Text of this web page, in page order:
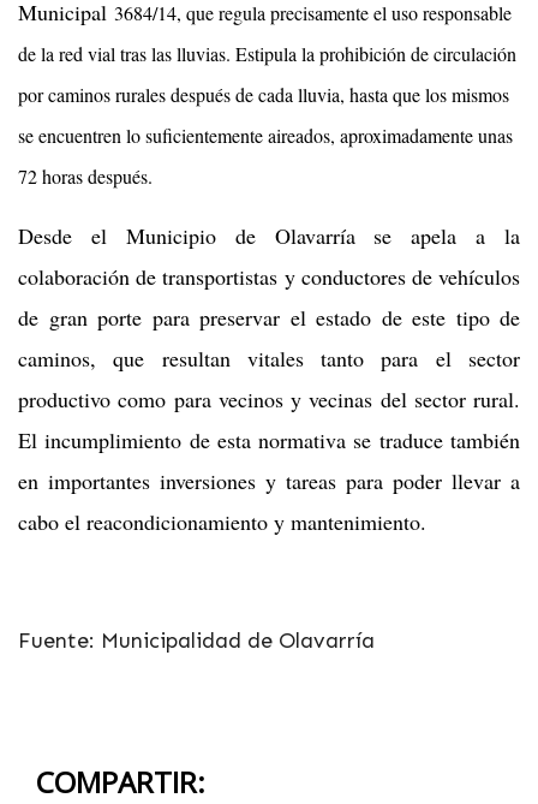
Municipal 3684/14, que regula precisamente el uso responsable
de la red vial tras las lluvias. Estipula la prohibición de circulación
por caminos rurales después de cada lluvia, hasta que los mismos
se encuentren lo suficientemente aireados, aproximadamente unas
72 horas después.
Desde el Municipio de Olavarría se apela a la
colaboración de transportistas y conductores de vehículos
de gran porte para preservar el estado de este tipo de
caminos, que resultan vitales tanto para el sector
productivo como para vecinos y vecinas del sector rural.
El incumplimiento de esta normativa se traduce también
en importantes inversiones y tareas para poder llevar a
cabo el reacondicionamiento y mantenimiento.
Fuente: Municipalidad de Olavarría
COMPARTIR: